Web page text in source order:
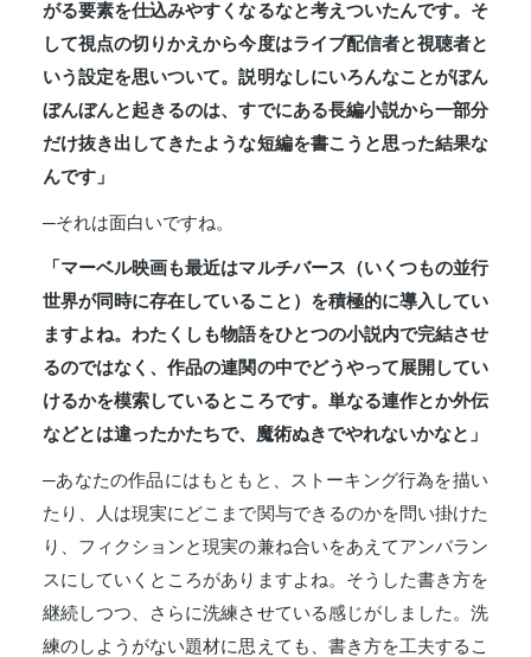
がる要素を仕込みやすくなるなと考えついたんです。そ
して視点の切りかえから今度はライブ配信者と視聴者と
いう設定を思いついて。説明なしにいろんなことがぼん
ぼんぼんと起きるのは、すでにある長編小説から一部分
だけ抜き出してきたような短編を書こうと思った結果な
んです」
─それは面白いですね。
「マーベル映画も最近はマルチバース（いくつもの並行
世界が同時に存在していること）を積極的に導入してい
ますよね。わたくしも物語をひとつの小説内で完結させ
るのではなく、作品の連関の中でどうやって展開してい
けるかを模索しているところです。単なる連作とか外伝
などとは違ったかたちで、魔術ぬきでやれないかなと」
─あなたの作品にはもともと、ストーキング行為を描い
たり、人は現実にどこまで関与できるのかを問い掛けた
り、フィクションと現実の兼ね合いをあえてアンバラン
スにしていくところがありますよね。そうした書き方を
継続しつつ、さらに洗練させている感じがしました。洗
練のしようがない題材に思えても、書き方を工夫するこ